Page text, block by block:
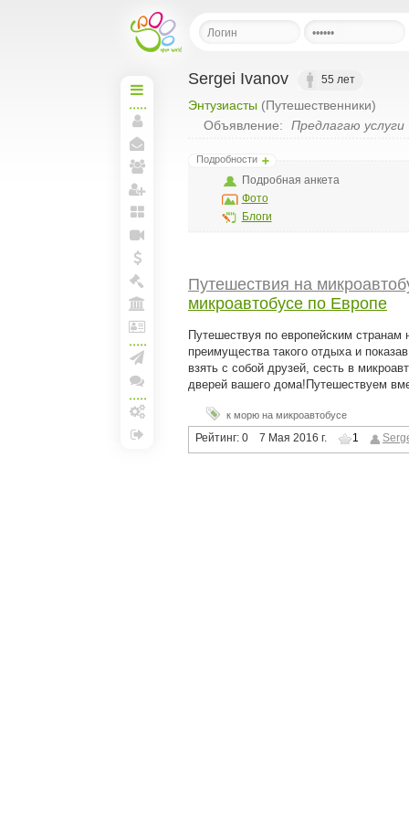
Начальная
Моя
страница
Мои
сообщения
Мои
друзья
Пригласить друзей
Мои
блоги
Прямая
линия
Мои
спунты
Моя
Биржа
Моя
Арена
Лига
и
Создать рассылку
Конференции
Настройки
Sergei Ivanov 55 лет
Энтузиасты (Путешественники)
Объявление:
Предлагаю услуги
Подробности
Подробная анкета
Фото
Блоги
Путешествия на
микроавтобусе по Европе
Путешествуя по европейским
преимущества такого отдыха и
взять с собой друзей, сесть в
дверей вашего дома!Путешествуем
к морю на микроавтобусе
Рейтинг: 0 7 Мая 2016 г. 1